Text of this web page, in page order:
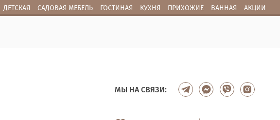
ДЕТСКАЯ САДОВАЯ МЕБЕЛЬ ГОСТИНАЯ КУХНЯ ПРИХОЖИЕ ВАННАЯ АКЦИИ
МЫ НА СВЯЗИ: